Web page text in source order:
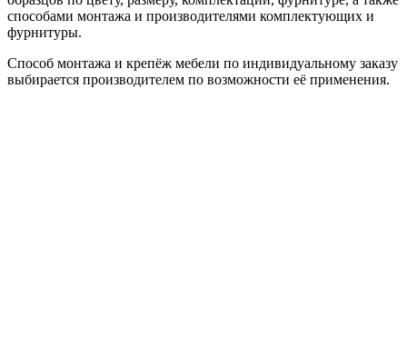
способами монтажа и производителями комплектующих и
фурнитуры.
Способ монтажа и крепёж мебели по индивидуальному заказу
выбирается производителем по возможности её применения.